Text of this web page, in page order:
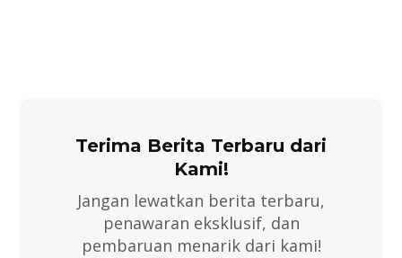
Terima Berita Terbaru dari
Kami!
Jangan lewatkan berita terbaru,
penawaran eksklusif, dan
pembaruan menarik dari kami!